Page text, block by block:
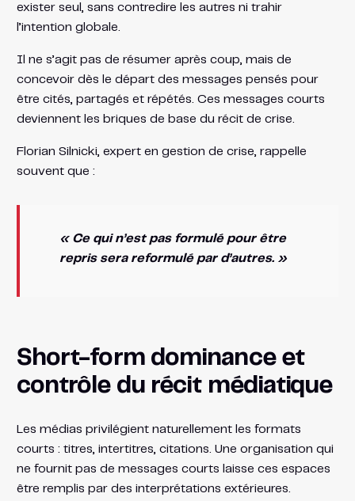
exister seul, sans contredire les autres ni trahir
l’intention globale.
Il ne s’agit pas de résumer après coup, mais de
concevoir dès le départ des messages pensés pour
être cités, partagés et répétés. Ces messages courts
deviennent les briques de base du récit de crise.
Florian Silnicki, expert en gestion de crise, rappelle
souvent que :
« Ce qui n’est pas formulé pour être
repris sera reformulé par d’autres. »
Short-form dominance et
contrôle du récit médiatique
Les médias privilégient naturellement les formats
courts : titres, intertitres, citations. Une organisation qui
ne fournit pas de messages courts laisse ces espaces
être remplis par des interprétations extérieures.